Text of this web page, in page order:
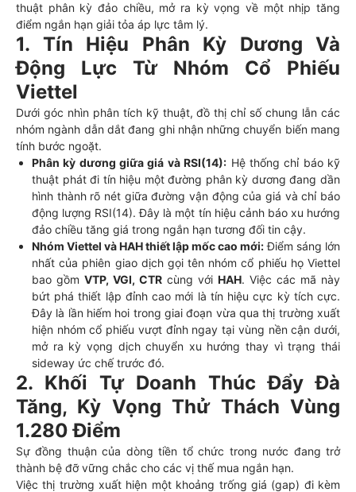
thuật phân kỳ đảo chiều, mở ra kỳ vọng về một nhịp tăng
điểm ngắn hạn giải tỏa áp lực tâm lý.
1. Tín Hiệu Phân Kỳ Dương Và
Động Lực Từ Nhóm Cổ Phiếu
Viettel
Dưới góc nhìn phân tích kỹ thuật, đồ thị chỉ số chung lẫn các
nhóm ngành dẫn dắt đang ghi nhận những chuyển biến mang
tính bước ngoặt.
Phân kỳ dương giữa giá và RSI(14): Hệ thống chỉ báo kỹ
thuật phát đi tín hiệu một đường phân kỳ dương đang dần
hình thành rõ nét giữa đường vận động của giá và chỉ báo
động lượng RSI(14). Đây là một tín hiệu cảnh báo xu hướng
đảo chiều tăng giá trong ngắn hạn tương đối tin cậy.
Nhóm Viettel và HAH thiết lập mốc cao mới:Điểm sáng lớn
nhất của phiên giao dịch gọi tên nhóm cổ phiếu họ Viettel
bao gồm VTP, VGI, CTR cùng với HAH. Việc các mã này
bứt phá thiết lập đỉnh cao mới là tín hiệu cực kỳ tích cực.
Đây là lần hiếm hoi trong giai đoạn vừa qua thị trường xuất
hiện nhóm cổ phiếu vượt đỉnh ngay tại vùng nền cận dưới,
mở ra kỳ vọng dịch chuyển xu hướng thay vì trạng thái
sideway ức chế trước đó.
2. Khối Tự Doanh Thúc Đẩy Đà
Tăng, Kỳ Vọng Thử Thách Vùng
1.280 Điểm
Sự đồng thuận của dòng tiền tổ chức trong nước đang trở
thành bệ đỡ vững chắc cho các vị thế mua ngắn hạn.
Việc thị trường xuất hiện một khoảng trống giá (gap) đi kèm